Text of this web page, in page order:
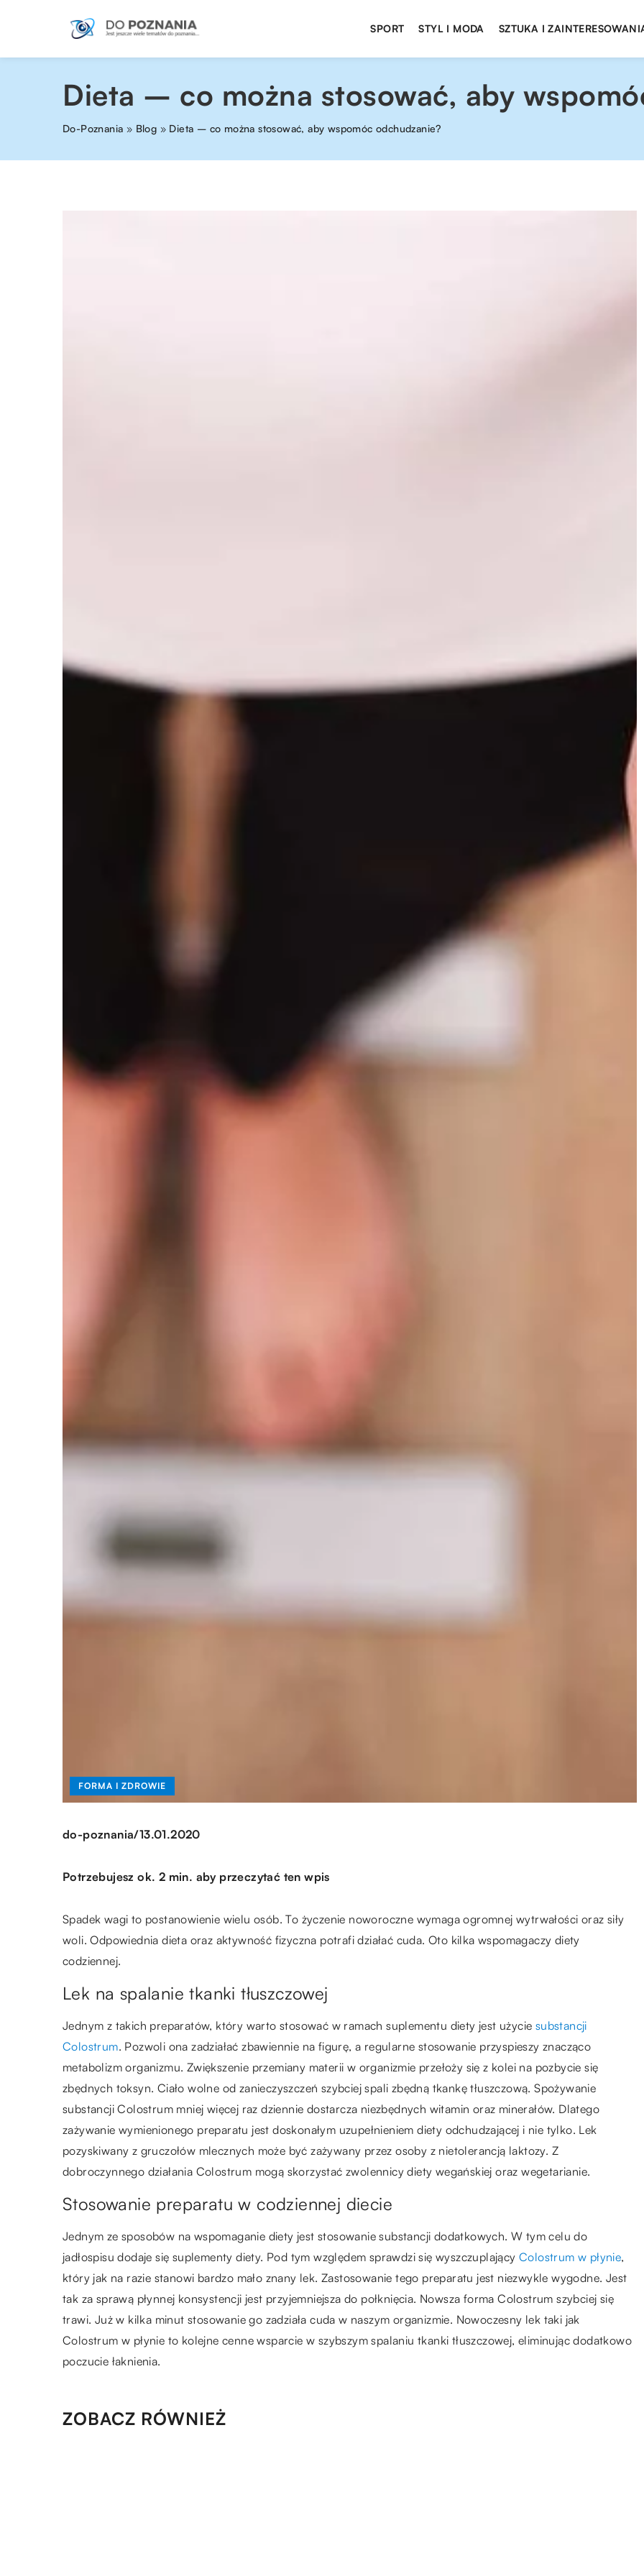
SPORT STYL I MODA SZTUKA I
Dieta – co można stosować, aby
Do-Poznania » Blog » Dieta – co można stosować, aby wspomóc odchudzanie?
FORMA I ZDROWIE
do-poznania/13.01.2020
Potrzebujesz ok. 2 min. aby przeczytać ten wpis
Spadek wagi to postanowienie wielu osób. To życzenie noworoczne wymaga ogromnej wytrwałości oraz siły
woli. Odpowiednia dieta oraz aktywność fizyczna potrafi działać cuda. Oto kilka wspomagaczy diety
codziennej.
Lek na spalanie tkanki tłuszczowej
Jednym z takich preparatów, który warto stosować w ramach suplementu diety jest użycie substancji
Colostrum. Pozwoli ona zadziałać zbawiennie na figurę, a regularne stosowanie przyspieszy znacząco
metabolizm organizmu. Zwiększenie przemiany materii w organizmie przełoży się z kolei na pozbycie się
zbędnych toksyn. Ciało wolne od zanieczyszczeń szybciej spali zbędną tkankę tłuszczową. Spożywanie
substancji Colostrum mniej więcej raz dziennie dostarcza niezbędnych witamin oraz minerałów. Dlatego
zażywanie wymienionego preparatu jest doskonałym uzupełnieniem diety odchudzającej i nie tylko. Lek
pozyskiwany z gruczołów mlecznych może być zażywany przez osoby z nietolerancją laktozy. Z
dobroczynnego działania Colostrum mogą skorzystać zwolennicy diety wegańskiej oraz wegetarianie.
Stosowanie preparatu w codziennej diecie
Jednym ze sposobów na wspomaganie diety jest stosowanie substancji dodatkowych. W tym celu do
jadłospisu dodaje się suplementy diety. Pod tym względem sprawdzi się wyszczuplającyColostrum w płynie,
który jak na razie stanowi bardzo mało znany lek. Zastosowanie tego preparatu jest niezwykle wygodne. Jest
tak za sprawą płynnej konsystencji jest przyjemniejsza do połknięcia. Nowsza forma Colostrum szybciej się
trawi. Już w kilka minut stosowanie go zadziała cuda w naszym organizmie. Nowoczesny lek taki jak
Colostrum w płynie to kolejne cenne wsparcie w szybszym spalaniu tkanki tłuszczowej, eliminując dodatkowo
poczucie łaknienia.
ZOBACZ RÓWNIEŻ